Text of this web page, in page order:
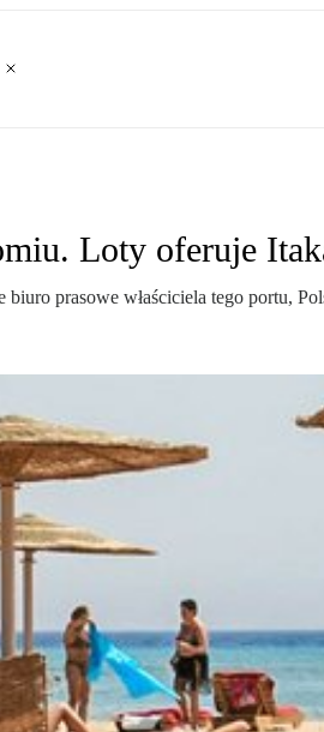
Loty oferuje
prasowe właściciela tego portu,